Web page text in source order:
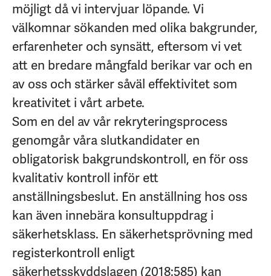
möjligt då vi intervjuar löpande. Vi
välkomnar sökanden med olika bakgrunder,
erfarenheter och synsätt, eftersom vi vet
att en bredare mångfald berikar var och en
av oss och stärker såväl effektivitet som
kreativitet i vårt arbete.
Som en del av vår rekryteringsprocess
genomgår våra slutkandidater en
obligatorisk bakgrundskontroll, en för oss
kvalitativ kontroll inför ett
anställningsbeslut. En anställning hos oss
kan även innebära konsultuppdrag i
säkerhetsklass. En säkerhetsprövning med
registerkontroll enligt
säkerhetsskyddslagen (2018:585) kan